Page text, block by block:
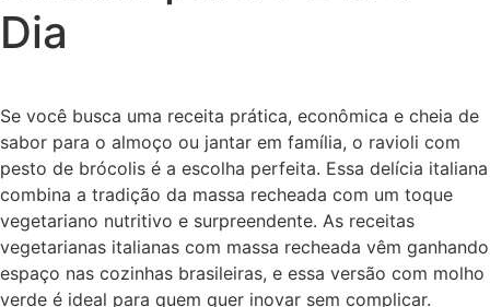
Dia
Se você busca uma receita prática, econômica e cheia de
sabor para o almoço ou jantar em família, o ravioli com
pesto de brócolis é a escolha perfeita. Essa delícia italiana
combina a tradição da massa recheada com um toque
vegetariano nutritivo e surpreendente. As receitas
vegetarianas italianas com massa recheada vêm ganhando
espaço nas cozinhas brasileiras, e essa versão com molho
verde é ideal para quem quer inovar sem complicar.